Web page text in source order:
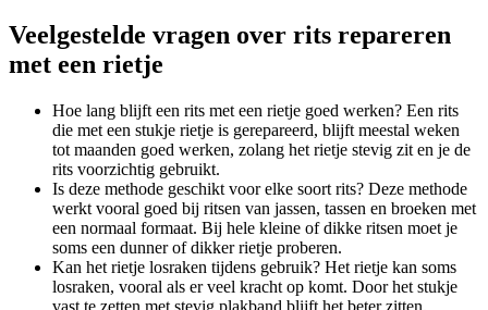
Veelgestelde vragen over rits repareren
met een rietje
Hoe lang blijft een rits met een rietje goed werken? Een rits
die met een stukje rietje is gerepareerd, blijft meestal weken
tot maanden goed werken, zolang het rietje stevig zit en je de
rits voorzichtig gebruikt.
Is deze methode geschikt voor elke soort rits? Deze methode
werkt vooral goed bij ritsen van jassen, tassen en broeken met
een normaal formaat. Bij hele kleine of dikke ritsen moet je
soms een dunner of dikker rietje proberen.
Kan het rietje losraken tijdens gebruik? Het rietje kan soms
losraken, vooral als er veel kracht op komt. Door het stukje
vast te zetten met stevig plakband blijft het beter zitten.